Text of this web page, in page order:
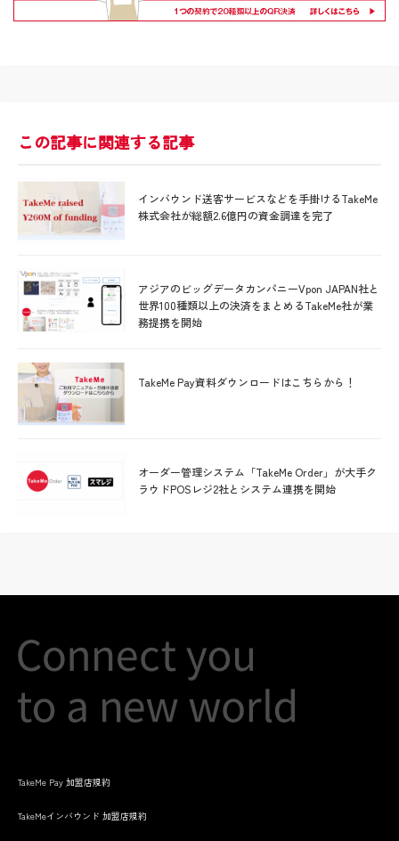
この記事に関連する記事
インバウンド送客サービスなどを手掛けるTakeMe
株式会社が総額2.6億円の資金調達を完了
アジアのビッグデータカンパニーVpon JAPAN社と
世界100種類以上の決済をまとめるTakeMe社が業
務提携を開始
TakeMe Pay資料ダウンロードはこちらから！
オーダー管理システム「TakeMe Order」が大手ク
ラウドPOSレジ2社とシステム連携を開始
TakeMe Pay 加盟店規約
TakeMeインバウンド 加盟店規約